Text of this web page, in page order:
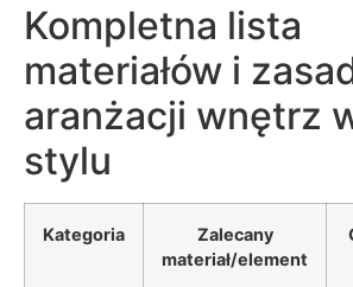
Kompletna lista
materiałów i
aranżacji wnętrz
stylu
Kategoria
Zalecany
materiał/element